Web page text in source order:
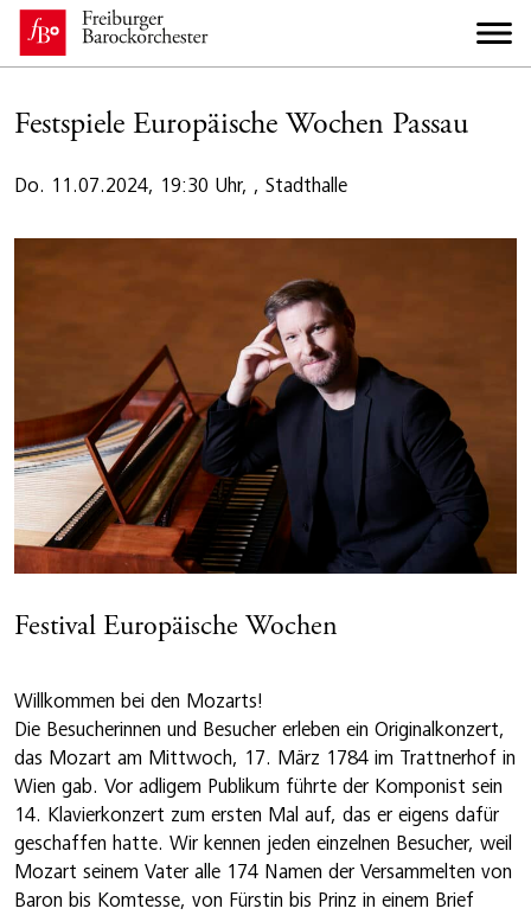
Festspiele Europäische Wochen Passau
Do. 11.07.2024, 19:30 Uhr, , Stadthalle
Festival Europäische Wochen
Willkommen bei den Mozarts!
Die Besucherinnen und Besucher erleben ein Originalkonzert,
das Mozart am Mittwoch, 17. März 1784 im Trattnerhof in
Wien gab. Vor adligem Publikum führte der Komponist sein
14. Klavierkonzert zum ersten Mal auf, das er eigens dafür
geschaffen hatte. Wir kennen jeden einzelnen Besucher, weil
Mozart seinem Vater alle 174 Namen der Versammelten von
Baron bis Komtesse, von Fürstin bis Prinz in einem Brief